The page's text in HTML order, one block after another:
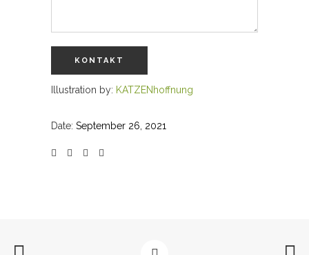
Illustration by: KATZENhoffnung
Date: September 26, 2021